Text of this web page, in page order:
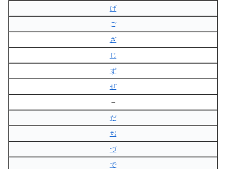
げ
ご
ざ
じ
ず
ぜ
–
だ
ぢ
づ
で